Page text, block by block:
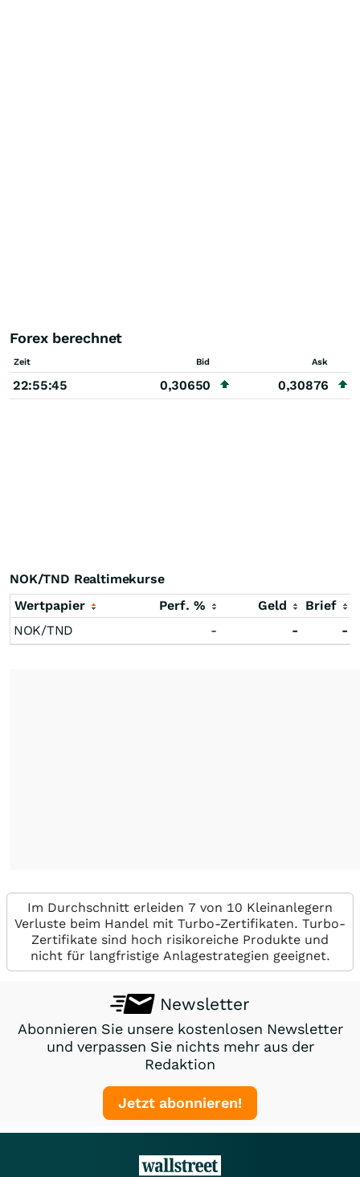
Forex berechnet
Zeit Bid Ask
22:55:45 0,30650 0,30876
NOK/TND Realtimekurse
Wertpapier
Perf. % Geld
Brief
NOK/TND
- - -
Im Durchschnitt erleiden 7 von 10 Kleinanlegern
Verluste beim Handel mit Turbo-Zertifikaten. Turbo-
Zertifikate sind hoch risikoreiche Produkte und
nicht für langfristige Anlagestrategien geeignet.
Newsletter
Abonnieren Sie unsere kostenlosen Newsletter
und verpassen Sie nichts mehr aus der
Redaktion
Jetzt abonnieren!